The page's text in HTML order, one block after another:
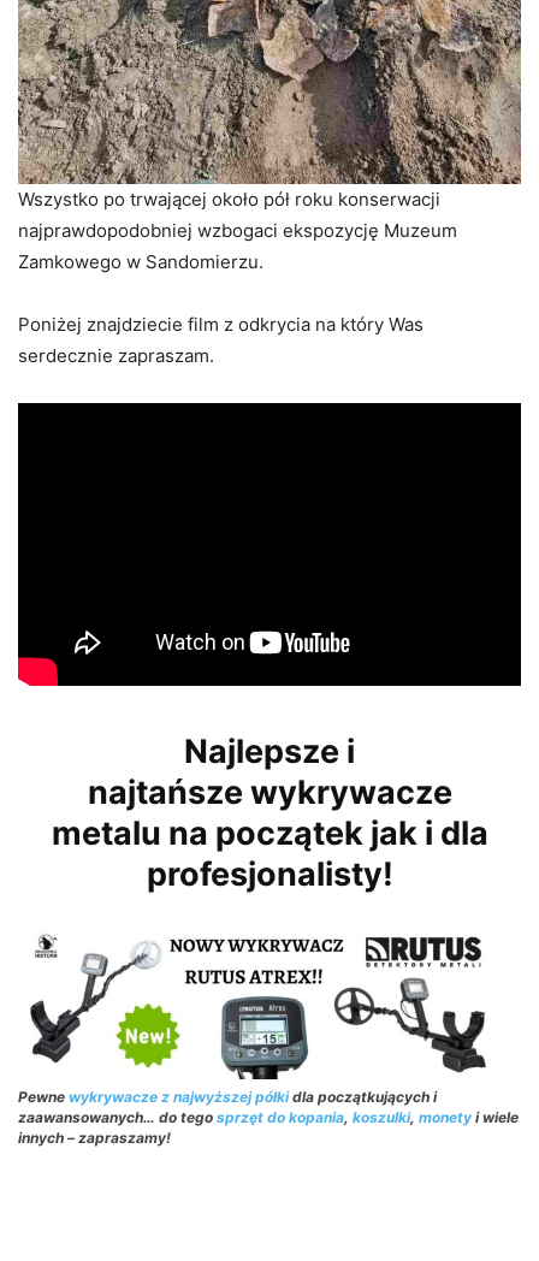
Wszystko po trwającej około pół roku konserwacji
najprawdopodobniej wzbogaci ekspozycję Muzeum
Zamkowego w Sandomierzu.
Poniżej znajdziecie film z odkrycia na który Was
serdecznie zapraszam.
Najlepsze i
najtańsze wykrywacze
metalu na początek jak i dla
profesjonalisty!
Pewne wykrywacze z najwyższej półkidla początkujących i
zaawansowanych… do tego sprzęt do kopania, koszulki, monety i wiele
innych – zapraszamy!